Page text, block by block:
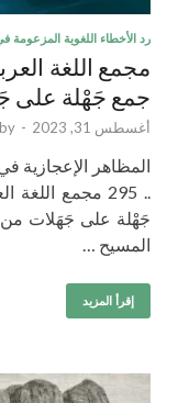
رد الأخطاء اللغوية المزعومة
مجمع اللغة
جمع جَهْلة على
أغسطس 31, 2023 -
by
المظاهر الإعجازية
.. 295 مجمع
جَهْلة على جَهَلات من
المسيح …
إقرأ المزيد